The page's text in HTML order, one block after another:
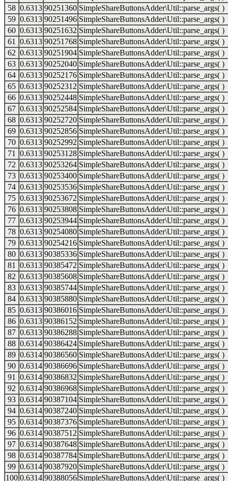
58 0.6313 90251360 SimpleShareButtonsAdder\Util::parse_args( )
59 0.6313 90251496 SimpleShareButtonsAdder\Util::parse_args( )
60 0.6313 90251632 SimpleShareButtonsAdder\Util::parse_args( )
61
0.6313 90251768 SimpleShareButtonsAdder\Util::parse_args( )
62 0.6313 90251904 SimpleShareButtonsAdder\Util::parse_args( )
63 0.6313 90252040 SimpleShareButtonsAdder\Util::parse_args( )
64 0.6313 90252176 SimpleShareButtonsAdder\Util::parse_args( )
65 0.6313 90252312 SimpleShareButtonsAdder\Util::parse_args( )
66 0.6313 90252448 SimpleShareButtonsAdder\Util::parse_args( )
67 0.6313 90252584 SimpleShareButtonsAdder\Util::parse_args( )
68 0.6313 90252720 SimpleShareButtonsAdder\Util::parse_args( )
69 0.6313 90252856 SimpleShareButtonsAdder\Util::parse_args( )
70 0.6313 90252992 SimpleShareButtonsAdder\Util::parse_args( )
71
0.6313 90253128 SimpleShareButtonsAdder\Util::parse_args( )
72 0.6313 90253264 SimpleShareButtonsAdder\Util::parse_args( )
73 0.6313 90253400 SimpleShareButtonsAdder\Util::parse_args( )
74 0.6313 90253536 SimpleShareButtonsAdder\Util::parse_args( )
75 0.6313 90253672 SimpleShareButtonsAdder\Util::parse_args( )
76 0.6313 90253808 SimpleShareButtonsAdder\Util::parse_args( )
77 0.6313 90253944 SimpleShareButtonsAdder\Util::parse_args( )
78 0.6313 90254080 SimpleShareButtonsAdder\Util::parse_args( )
79 0.6313 90254216 SimpleShareButtonsAdder\Util::parse_args( )
80 0.6313 90385336 SimpleShareButtonsAdder\Util::parse_args( )
81
0.6313 90385472 SimpleShareButtonsAdder\Util::parse_args( )
82 0.6313 90385608 SimpleShareButtonsAdder\Util::parse_args( )
83 0.6313 90385744 SimpleShareButtonsAdder\Util::parse_args( )
84 0.6313 90385880 SimpleShareButtonsAdder\Util::parse_args( )
85 0.6313 90386016 SimpleShareButtonsAdder\Util::parse_args( )
86 0.6313 90386152 SimpleShareButtonsAdder\Util::parse_args( )
87 0.6313 90386288 SimpleShareButtonsAdder\Util::parse_args( )
88 0.6314 90386424 SimpleShareButtonsAdder\Util::parse_args( )
89 0.6314 90386560 SimpleShareButtonsAdder\Util::parse_args( )
90 0.6314 90386696 SimpleShareButtonsAdder\Util::parse_args( )
91
0.6314 90386832 SimpleShareButtonsAdder\Util::parse_args( )
92 0.6314 90386968 SimpleShareButtonsAdder\Util::parse_args( )
93 0.6314 90387104 SimpleShareButtonsAdder\Util::parse_args( )
94 0.6314 90387240 SimpleShareButtonsAdder\Util::parse_args( )
95 0.6314 90387376 SimpleShareButtonsAdder\Util::parse_args( )
96 0.6314 90387512 SimpleShareButtonsAdder\Util::parse_args( )
97 0.6314 90387648 SimpleShareButtonsAdder\Util::parse_args( )
98 0.6314 90387784 SimpleShareButtonsAdder\Util::parse_args( )
99 0.6314 90387920 SimpleShareButtonsAdder\Util::parse_args( )
100 0.6314 90388056 SimpleShareButtonsAdder\Util::parse_args( )